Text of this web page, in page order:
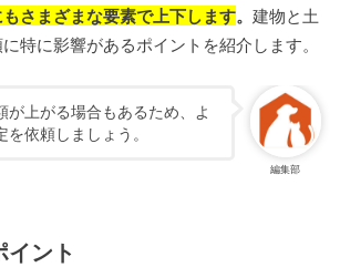
さまざまな要素で上下します。 建物と土
特に影響があるポイントを紹介します。
編集部
が上がる場合もあるため、よ
依頼しましょう。
イント